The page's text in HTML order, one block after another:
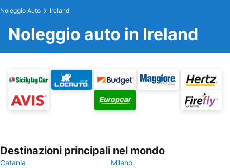
Noleggio Auto Ireland
Noleggio auto in Ireland
Destinazioni principali nel mondo
Catania
Milano